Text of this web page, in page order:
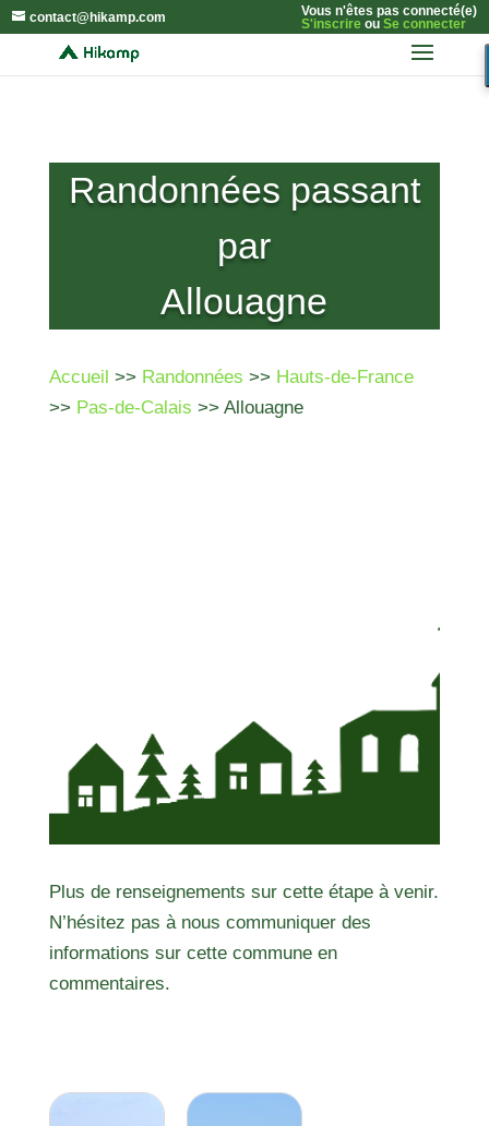
contact@hikamp.com
Vous n'êtes pas connecté(e)
S'inscrireou Se connecter
Randonnées passant
par
Allouagne
Accueil >> Randonnées >> Hauts-de-France
>> Pas-de-Calais >> Allouagne
Plus de renseignements sur cette étape à venir.
N’hésitez pas à nous communiquer des
informations sur cette commune en
commentaires.